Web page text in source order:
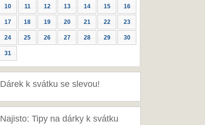
10 11 12 13 14 15 16
17 18 19 20 21 22 23
24 25 26 27 28 29 30
31
Dárek k svátku se slevou!
Najisto: Tipy na dárky k svátku